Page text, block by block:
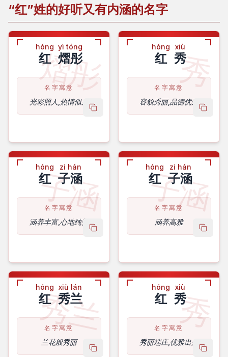
“红”姓的好听又有内涵的名字
熠彤
hóng
红
yì tóng
熠彤
名字寓意
光彩照人,热情似火
copy name
秀
hóng
红
xiù
秀
名字寓意
容貌秀丽,品德优秀
copy
子涵
hóng
红
zi hán
子涵
名字寓意
涵养丰富,心地纯善
copy name
子涵
hóng
红
zi hán
子涵
名字寓意
涵养高雅
copy
秀兰
hóng
红
xiù lán
秀兰
名字寓意
兰花般秀丽
copy name
秀
hóng
红
xiù
秀
名字寓意
秀丽端庄,优雅出众
copy